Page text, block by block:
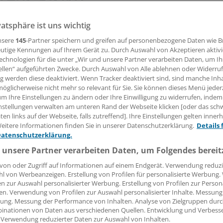
14:53 Uhr
Wer nicht übergewichtig ist, nicht raucht, Alkohol
aktiv ist und sich gesund ernährt, hat ein um etwa
an Dickdarm- oder Mastdarmkrebs zu erkranken.
der großen europäischen Langzeitstudie (EPIC) mit
berichten Forscher vom Deutschen Institut
(DIfE) (BMC Medicine 2014, 12:168).
ist uns wichtig
145-Partner speichern und greifen auf personenbezogene Daten wie
Kennungen auf Ihrem Gerät zu. Durch Auswahl von Akzeptieren
für die unter „Wir und unsere Partner verarbeiten Daten, um
aufgeführten Zwecke. Durch Auswahl von Alle ablehnen oder
werden diese deaktiviert. Wenn Tracker deaktiviert sind, sind manche
nicht mehr so relevant für Sie. Sie können dieses Menü
Ihre Einstellungen zu ändern oder Ihre Einwilligung zu widerrufen, indem
verwalten am unteren Rand der Webseite klicken [oder das
links auf der Webseite, falls zutreffend]. Ihre Einstellungen gelten
Informationen finden Sie in unserer Datenschutzerklärung. Details
Partner verarbeiten Daten, um Folgendes
oder Zugriff auf Informationen auf einem Endgerät. Verwendung
von Werbeanzeigen. Erstellung von Profilen für personalisierte
zur Auswahl personalisierter Werbung. Erstellung von Profilen zur
Verwendung von Profilen zur Auswahl personalisierter Inhalte.
Messung der Performance von Inhalten. Analyse von Zielgruppen
von Daten aus verschiedenen Quellen. Entwicklung und
reduzierter Daten zur Auswahl von Inhalten.